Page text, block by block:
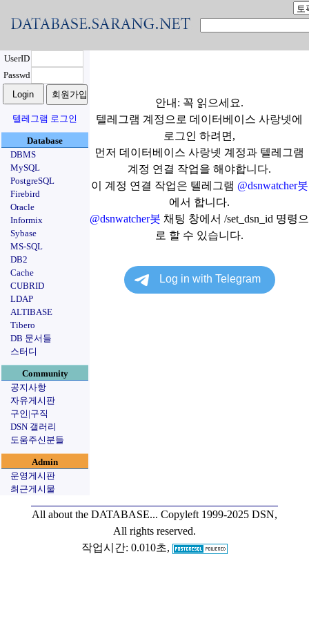
UserID
Passwd
텔레그램 로그인
Database
DBMS
MySQL
PostgreSQL
Firebird
Oracle
Informix
Sybase
MS-SQL
DB2
Cache
CUBRID
LDAP
ALTIBASE
Tibero
DB 문서들
스터디
Community
공지사항
자유게시판
구인|구직
DSN 갤러리
도움주신분들
Admin
운영게시판
최근게시물
안내: 꼭 읽으세요.
텔레그램 계정으로 데이터베이스 사랑넷에
로그인 하려면,
먼저 데이터베이스 사랑넷 계정과 텔레그램
계정 연결 작업을 해야합니다.
이 계정 연결 작업은 텔레그램 @dsnwatcher봇
에서 합니다.
@dsnwatcher봇 채팅 창에서 /set_dsn_id 명령으
로 할 수 있습니다.
All about the DATABASE... Copyleft 1999-2025 DSN,
All rights reserved.
작업시간: 0.010초,